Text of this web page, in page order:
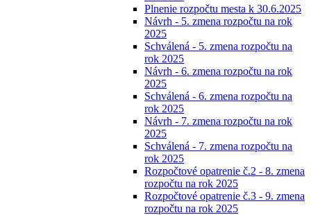
Plnenie rozpočtu mesta k 30.6.2025
Návrh - 5. zmena rozpočtu na rok
2025
Schválená - 5. zmena rozpočtu na
rok 2025
Návrh - 6. zmena rozpočtu na rok
2025
Schválená - 6. zmena rozpočtu na
rok 2025
Návrh - 7. zmena rozpočtu na rok
2025
Schválená - 7. zmena rozpočtu na
rok 2025
Rozpočtové opatrenie č.2 - 8. zmena
rozpočtu na rok 2025
Rozpočtové opatrenie č.3 - 9. zmena
rozpočtu na rok 2025